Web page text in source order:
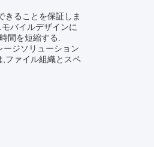
きることを保証しま
バイルデザインに
間を短縮する.
ジソリューション
ファイル組織とスペ